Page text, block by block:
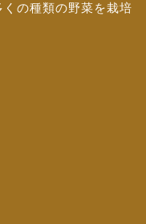
の種類の野菜を栽培